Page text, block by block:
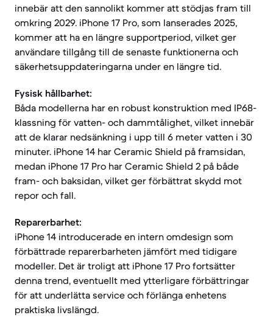
innebär att den sannolikt kommer att stödjas fram till
omkring 2029. iPhone 17 Pro, som lanserades 2025,
kommer att ha en längre supportperiod, vilket ger
användare tillgång till de senaste funktionerna och
säkerhetsuppdateringarna under en längre tid.
Fysisk hållbarhet:
Båda modellerna har en robust konstruktion med IP68-
klassning för vatten- och dammtålighet, vilket innebär
att de klarar nedsänkning i upp till 6 meter vatten i 30
minuter. iPhone 14 har Ceramic Shield på framsidan,
medan iPhone 17 Pro har Ceramic Shield 2 på både
fram- och baksidan, vilket ger förbättrat skydd mot
repor och fall.
Reparerbarhet:
iPhone 14 introducerade en intern omdesign som
förbättrade reparerbarheten jämfört med tidigare
modeller. Det är troligt att iPhone 17 Pro fortsätter
denna trend, eventuellt med ytterligare förbättringar
för att underlätta service och förlänga enhetens
praktiska livslängd.